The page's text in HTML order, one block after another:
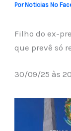
PorNoticias No
Filho do ex-
que prevê só
30/09/25 às